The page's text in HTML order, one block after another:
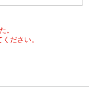
。
ださい。